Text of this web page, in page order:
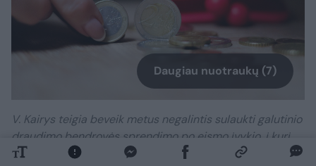
Daugiau nuotraukų (7)
V. Kairys teigia beveik metus negalintis sulaukti galutinio
draudimo bendrovės sprendimo po eismo įvykio, į kurį
pateko Lietuvoje.